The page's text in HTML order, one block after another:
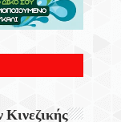
Οι
Νησιά Και